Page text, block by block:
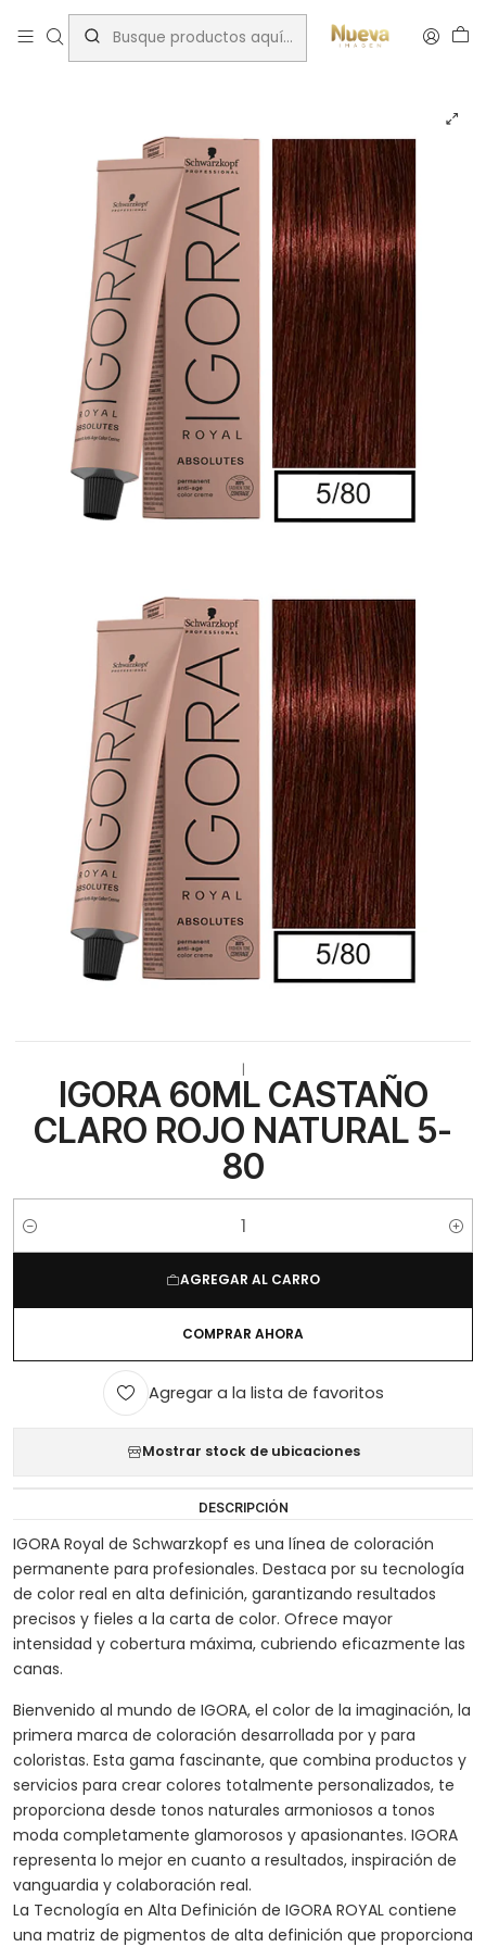
Inicio Tintes por Marca Igora Royal
IGORA 60ML CASTAÑO CLARO ROJO NATURAL 5-80
IGORA 60ML CASTAÑO
CLARO ROJO NATURAL 5-
80
Cantidad
AGREGAR AL CARRO
COMPRAR AHORA
Agregar a la lista de favoritos
Mostrar stock de ubicaciones
DESCRIPCIÓN
IGORA Royal de Schwarzkopf es una línea de coloración
permanente para profesionales. Destaca por su tecnología
de color real en alta definición, garantizando resultados
precisos y fieles a la carta de color. Ofrece mayor
intensidad y cobertura máxima, cubriendo eficazmente las
canas.
Bienvenido al mundo de IGORA, el color de la imaginación, la
primera marca de coloración desarrollada por y para
coloristas. Esta gama fascinante, que combina productos y
servicios para crear colores totalmente personalizados, te
proporciona desde tonos naturales armoniosos a tonos
moda completamente glamorosos y apasionantes. IGORA
representa lo mejor en cuanto a resultados, inspiración de
vanguardia y colaboración real.
La Tecnología en Alta Definición de IGORA ROYAL contiene
una matriz de pigmentos de alta definición que proporciona